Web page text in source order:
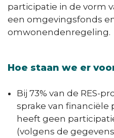
participatie in de vorm
een omgevingsfonds
omwonendenregeling.
Hoe staan we er
Bij 73% van de RES-
sprake van financiële
heeft geen
(volgens de